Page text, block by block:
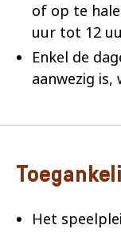
of op te
uur tot 12
Enkel de
aanwezig is,
Het